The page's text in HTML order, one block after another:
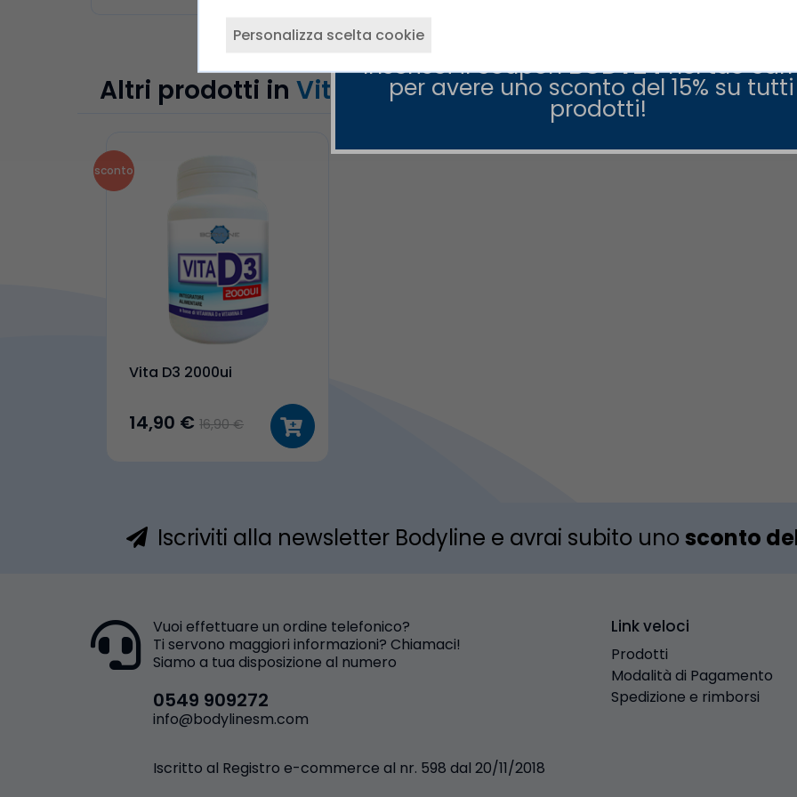
Inserisci il couponBODY24nel tuo
per avere uno sconto del 15% su
prodotti!
Altri prodotti in Vitamine
Vita D3 2000ui
14,90 € 16,90 €
sconto
Iscriviti alla newsletter Bodyline e avrai subito uno sconto
Vuoi effettuare un ordine telefonico?
Ti servono maggiori informazioni? Chiamaci!
Siamo a tua disposizione al numero
0549 909272
info@bodylinesm.com
Iscritto al Registro e-commerce al nr. 598 dal 20/11/2018
Link veloci
Prodotti
Modalità di Pagamento
Spedizione e rimborsi
Personalizza scelta cookie